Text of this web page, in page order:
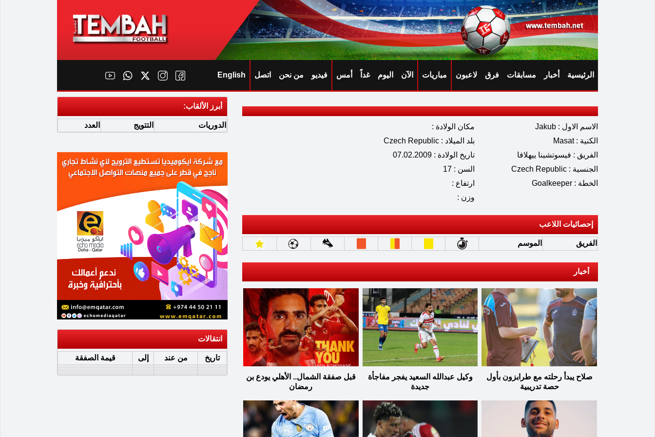
الرئيسية أخبار مسابقات فرق لاعبون مباريات الآن اليوم غداً أمس فيديو من نحن اتصل English
الاسم الاول : Jakub
الكنية : Masat
الفريق : فيسوتشينا ييهلافا
الجنسية : Czech Republic
الخطة : Goalkeeper
مكان الولادة :
بلد الميلاد : Czech Republic
تاريخ الولادة : 07.02.2009
السن : 17
ارتفاع :
وزن :
إحصائيات اللاعب
الفريق الموسم
أخبار
صلاح يبدأ رحلته مع طرابزون بأول
حصة تدريبية
وكيل عبدالله السعيد يفجر مفاجأة
جديدة
قبل صفقة الشمال.. الأهلي يودع بن
رمضان
أبرز الألقاب:
الدوريات التتويج العدد
انتقالات
تاريخ من عند إلى قيمة الصفقة